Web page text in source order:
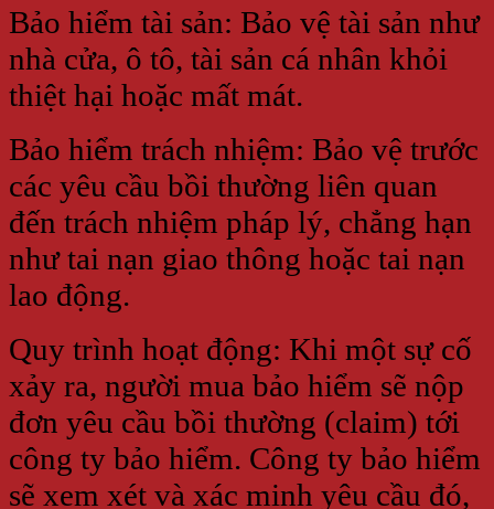
Bảo hiểm tài sản: Bảo vệ tài sản như
nhà cửa, ô tô, tài sản cá nhân khỏi
thiệt hại hoặc mất mát.
Bảo hiểm trách nhiệm: Bảo vệ trước
các yêu cầu bồi thường liên quan
đến trách nhiệm pháp lý, chẳng hạn
như tai nạn giao thông hoặc tai nạn
lao động.
Quy trình hoạt động: Khi một sự cố
xảy ra, người mua bảo hiểm sẽ nộp
đơn yêu cầu bồi thường (claim) tới
công ty bảo hiểm. Công ty bảo hiểm
sẽ xem xét và xác minh yêu cầu đó,